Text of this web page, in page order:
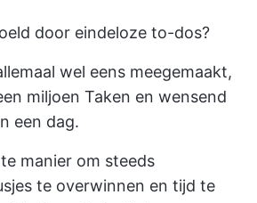
door eindeloze to-dos?
wel eens meegemaakt,
miljoen Taken en wensend
een dag.
manier om steeds
te overwinnen en tijd te